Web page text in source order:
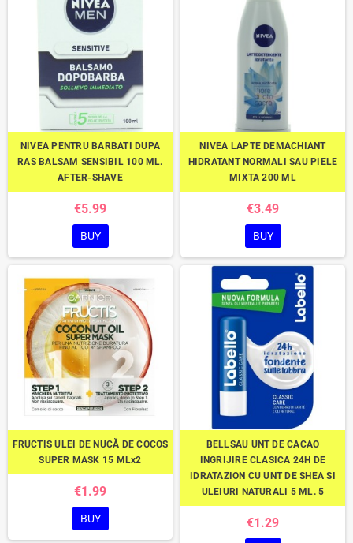
NIVEA PENTRU BARBATI DUPA
RAS BALSAM SENSIBIL 100 ML.
AFTER-SHAVE
€5.99
BUY
NIVEA LAPTE DEMACHIANT
HIDRATANT NORMALI SAU PIELE
MIXTA 200 ML
€3.49
BUY
FRUCTIS ULEI DE NUCĂ DE COCOS
SUPER MASK 15 MLx2
€1.99
BUY
BELLSAU UNT DE CACAO
INGRIJIRE CLASICA 24H DE
IDRATAZION CU UNT DE SHEA SI
ULEIURI NATURALI 5 ML. 5
€1.29